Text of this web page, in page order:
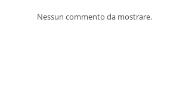
Nessun commento da mostrare.